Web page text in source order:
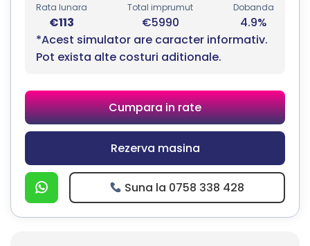
Rata lunara
€113
Total imprumut
€5990
Dobanda
4.9%
*Acest simulator are caracter informativ.
Pot exista alte costuri aditionale.
Cumpara in rate
Rezerva masina
Suna la 0758 338 428